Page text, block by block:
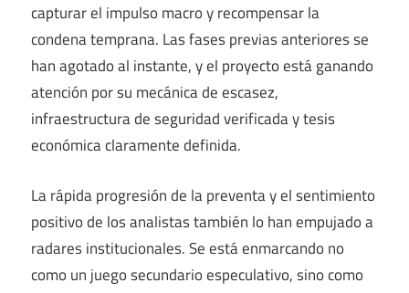
capturar el impulso macro y recompensar la
condena temprana. Las fases previas anteriores se
han agotado al instante, y el proyecto está ganando
atención por su mecánica de escasez,
infraestructura de seguridad verificada y tesis
económica claramente definida.
La rápida progresión de la preventa y el sentimiento
positivo de los analistas también lo han empujado a
radares institucionales. Se está enmarcando no
como un juego secundario especulativo, sino como